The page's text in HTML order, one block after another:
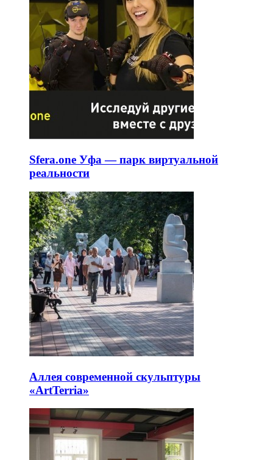
Sfera.one Уфа — парк виртуальной
реальности
Аллея современной скульптуры
«ArtTerria»